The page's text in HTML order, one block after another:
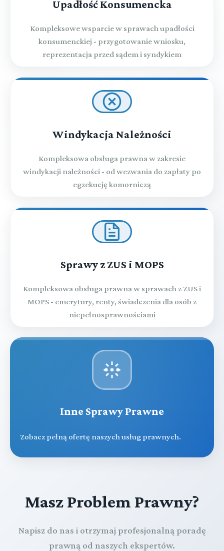
Upadłość Konsumencka
Kompleksowe wsparcie w sprawach upadłości
konsumenckiej - przygotowanie wniosku,
reprezentacja przed sądem i syndykiem
Windykacja Należności
Kompleksowa obsługa prawna w zakresie
windykacji należności - od wezwania do zapłaty po
egzekucję komorniczą
Sprawy z ZUS i MOPS
Kompleksowa obsługa prawna w sprawach z ZUS i
MOPS - emerytury, renty, świadczenia dla osób z
niepełnosprawnościami
Inne Sprawy Prawne
Zobacz pełną ofertę naszych usług prawnych.
Masz Problem Prawny?
Napisz do nas i otrzymaj profesjonalną poradę
prawną od naszych ekspertów.